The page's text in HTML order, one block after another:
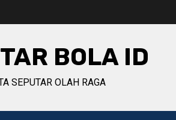
BOLA ID
SEPUTAR OLAH RAGA